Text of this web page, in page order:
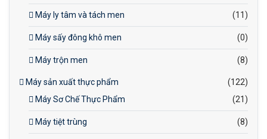
Máy ly tâm và tách men (11)
Máy sấy đông khô men (0)
Máy trộn men (8)
Máy sản xuất thực phẩm
(122)
Máy Sơ Chế Thực Phẩm
(21)
Máy tiệt trùng (8)